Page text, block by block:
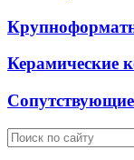
Керамические